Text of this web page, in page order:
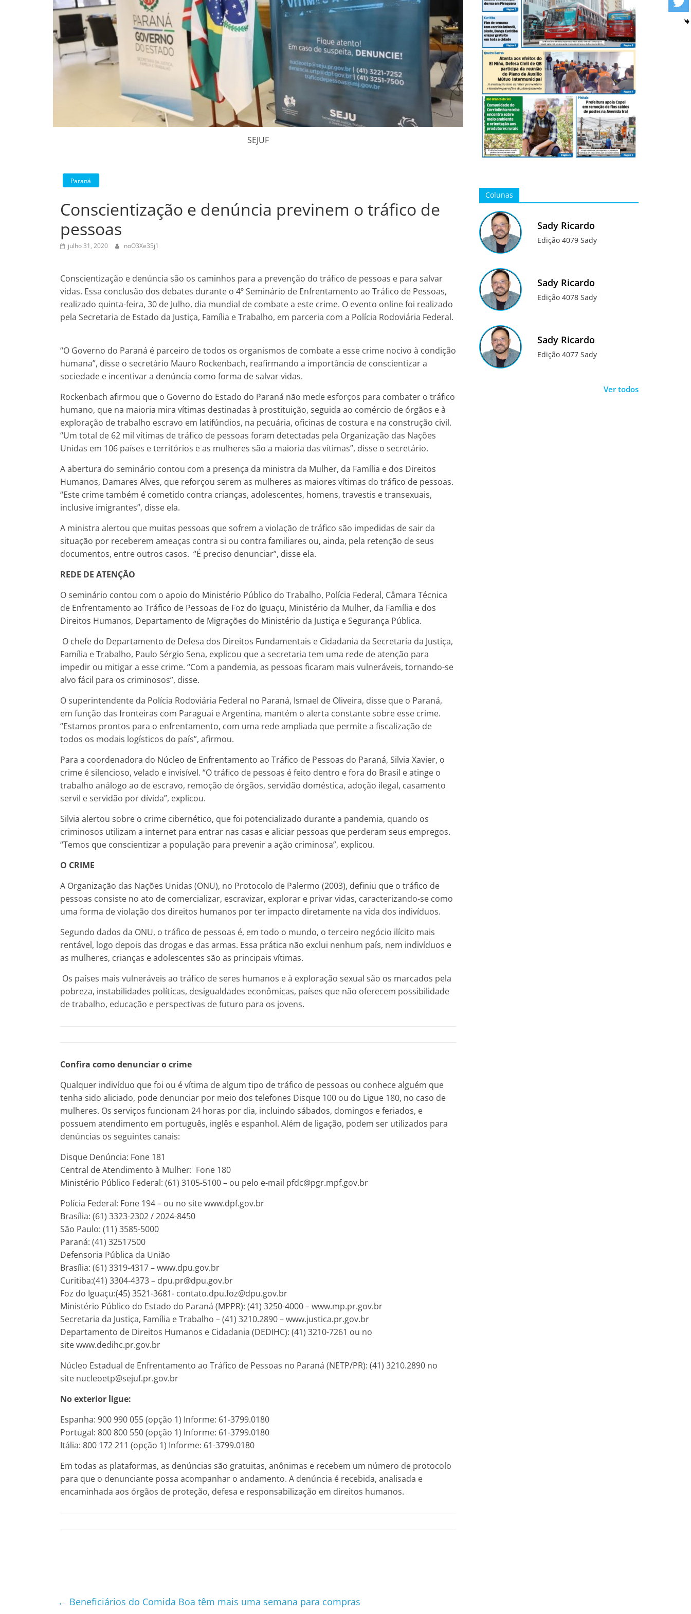
SEJUF
Paraná
Conscientização e denúncia previnem o tráfico de
pessoas
julho 31, 2020 noO3Xe35j1
Conscientização e denúncia são os caminhos para a prevenção do tráfico de pessoas e para salvar
vidas. Essa conclusão dos debates durante o 4º Seminário de Enfrentamento ao Tráfico de Pessoas,
realizado quinta-feira, 30 de Julho, dia mundial de combate a este crime. O evento online foi realizado
pela Secretaria de Estado da Justiça, Família e Trabalho, em parceria com a Polícia Rodoviária Federal.
“O Governo do Paraná é parceiro de todos os organismos de combate a esse crime nocivo à condição
humana”, disse o secretário Mauro Rockenbach, reafirmando a importância de conscientizar a
sociedade e incentivar a denúncia como forma de salvar vidas.
Rockenbach afirmou que o Governo do Estado do Paraná não mede esforços para combater o tráfico
humano, que na maioria mira vítimas destinadas à prostituição, seguida ao comércio de órgãos e à
exploração de trabalho escravo em latifúndios, na pecuária, oficinas de costura e na construção civil.
“Um total de 62 mil vítimas de tráfico de pessoas foram detectadas pela Organização das Nações
Unidas em 106 países e territórios e as mulheres são a maioria das vítimas”, disse o secretário.
A abertura do seminário contou com a presença da ministra da Mulher, da Família e dos Direitos
Humanos, Damares Alves, que reforçou serem as mulheres as maiores vítimas do tráfico de pessoas.
“Este crime também é cometido contra crianças, adolescentes, homens, travestis e transexuais,
inclusive imigrantes”, disse ela.
A ministra alertou que muitas pessoas que sofrem a violação de tráfico são impedidas de sair da
situação por receberem ameaças contra si ou contra familiares ou, ainda, pela retenção de seus
documentos, entre outros casos. “É preciso denunciar”, disse ela.
REDE DE ATENÇÃO
O seminário contou com o apoio do Ministério Público do Trabalho, Polícia Federal, Câmara Técnica
de Enfrentamento ao Tráfico de Pessoas de Foz do Iguaçu, Ministério da Mulher, da Família e dos
Direitos Humanos, Departamento de Migrações do Ministério da Justiça e Segurança Pública.
O chefe do Departamento de Defesa dos Direitos Fundamentais e Cidadania da Secretaria da Justiça,
Família e Trabalho, Paulo Sérgio Sena, explicou que a secretaria tem uma rede de atenção para
impedir ou mitigar a esse crime. “Com a pandemia, as pessoas ficaram mais vulneráveis, tornando-se
alvo fácil para os criminosos”, disse.
O superintendente da Polícia Rodoviária Federal no Paraná, Ismael de Oliveira, disse que o Paraná,
em função das fronteiras com Paraguai e Argentina, mantém o alerta constante sobre esse crime.
“Estamos prontos para o enfrentamento, com uma rede ampliada que permite a fiscalização de
todos os modais logísticos do país”, afirmou.
Para a coordenadora do Núcleo de Enfrentamento ao Tráfico de Pessoas do Paraná, Silvia Xavier, o
crime é silencioso, velado e invisível. “O tráfico de pessoas é feito dentro e fora do Brasil e atinge o
trabalho análogo ao de escravo, remoção de órgãos, servidão doméstica, adoção ilegal, casamento
servil e servidão por dívida”, explicou.
Silvia alertou sobre o crime cibernético, que foi potencializado durante a pandemia, quando os
criminosos utilizam a internet para entrar nas casas e aliciar pessoas que perderam seus empregos.
“Temos que conscientizar a população para prevenir a ação criminosa”, explicou.
O CRIME
A Organização das Nações Unidas (ONU), no Protocolo de Palermo (2003), definiu que o tráfico de
pessoas consiste no ato de comercializar, escravizar, explorar e privar vidas, caracterizando-se como
uma forma de violação dos direitos humanos por ter impacto diretamente na vida dos indivíduos.
Segundo dados da ONU, o tráfico de pessoas é, em todo o mundo, o terceiro negócio ilícito mais
rentável, logo depois das drogas e das armas. Essa prática não exclui nenhum país, nem indivíduos e
as mulheres, crianças e adolescentes são as principais vítimas.
Os países mais vulneráveis ao tráfico de seres humanos e à exploração sexual são os marcados pela
pobreza, instabilidades políticas, desigualdades econômicas, países que não oferecem possibilidade
de trabalho, educação e perspectivas de futuro para os jovens.
Confira como denunciar o crime
Qualquer indivíduo que foi ou é vítima de algum tipo de tráfico de pessoas ou conhece alguém que
tenha sido aliciado, pode denunciar por meio dos telefones Disque 100 ou do Ligue 180, no caso de
mulheres. Os serviços funcionam 24 horas por dia, incluindo sábados, domingos e feriados, e
possuem atendimento em português, inglês e espanhol. Além de ligação, podem ser utilizados para
denúncias os seguintes canais:
Disque Denúncia: Fone 181
Central de Atendimento à Mulher: Fone 180
Ministério Público Federal: (61) 3105-5100 – ou pelo e-mail pfdc@pgr.mpf.gov.br
Polícia Federal: Fone 194 – ou no site www.dpf.gov.br
Brasília: (61) 3323-2302 / 2024-8450
São Paulo: (11) 3585-5000
Paraná: (41) 32517500
Defensoria Pública da União
Brasília: (61) 3319-4317 – www.dpu.gov.br
Curitiba:(41) 3304-4373 – dpu.pr@dpu.gov.br
Foz do Iguaçu:(45) 3521-3681- contato.dpu.foz@dpu.gov.br
Ministério Público do Estado do Paraná (MPPR): (41) 3250-4000 – www.mp.pr.gov.br
Secretaria da Justiça, Família e Trabalho – (41) 3210.2890 – www.justica.pr.gov.br
Departamento de Direitos Humanos e Cidadania (DEDIHC): (41) 3210-7261 ou no
site www.dedihc.pr.gov.br
Núcleo Estadual de Enfrentamento ao Tráfico de Pessoas no Paraná (NETP/PR): (41) 3210.2890 no
site nucleoetp@sejuf.pr.gov.br
No exterior ligue:
Espanha: 900 990 055 (opção 1) Informe: 61-3799.0180
Portugal: 800 800 550 (opção 1) Informe: 61-3799.0180
Itália: 800 172 211 (opção 1) Informe: 61-3799.0180
Em todas as plataformas, as denúncias são gratuitas, anônimas e recebem um número de protocolo
para que o denunciante possa acompanhar o andamento. A denúncia é recebida, analisada e
encaminhada aos órgãos de proteção, defesa e responsabilização em direitos humanos.
← Beneficiários do Comida Boa têm mais uma semana para compras
Colunas
Sady Ricardo
Edição 4079 Sady
Sady Ricardo
Edição 4078 Sady
Sady Ricardo
Edição 4077 Sady
Ver todos